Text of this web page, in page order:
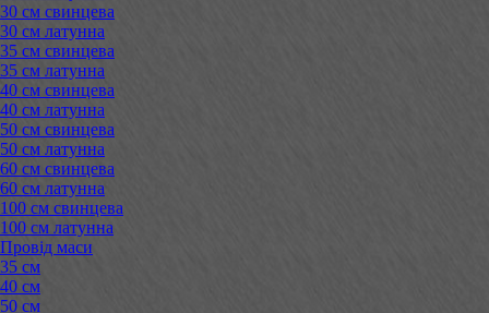
30 см свинцева
30 см латунна
35 см свинцева
35 см латунна
40 см свинцева
40 см латунна
50 см свинцева
50 см латунна
60 см свинцева
60 см латунна
100 см свинцева
100 см латунна
Провід маси
35 см
40 см
50 см